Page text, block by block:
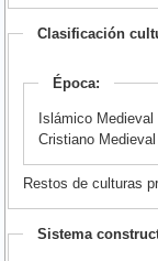
Clasificación
Época:
Islámico Medieval
Cristiano Medieval
Restos de culturas
Sistema